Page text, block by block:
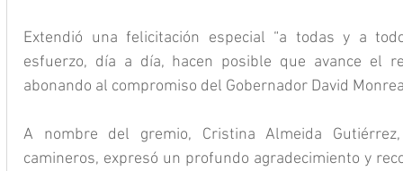
Extendió una felicitación especial “a todas y a
esfuerzo, día a día, hacen posible que avance el
abonando al compromiso del Gobernador David
A nombre del gremio, Cristina Almeida
camineros, expresó un profundo agradecimiento y